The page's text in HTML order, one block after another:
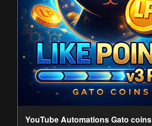
YouTube Automations Gato coins